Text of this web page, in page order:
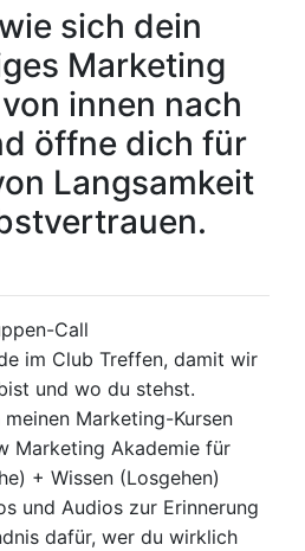
sich dein
Marketing
innen nach
öffne dich für
Langsamkeit
Call
im Club Treffen, damit wir
und wo du stehst.
Marketing-Kursen
Marketing Akademie für
+ Wissen (Losgehen)
und Audios zur Erinnerung
dafür, wer du wirklich